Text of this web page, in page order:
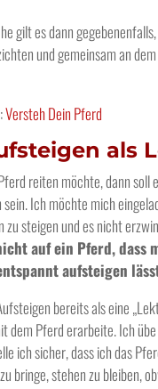
gilt es dann
und gemeinsam an
Versteh Dein Pferd
als
reiten möchte, dann soll
Ich möchte mich
zu steigen und es nicht
auf ein Pferd, dass
aufsteigen
bereits als eine
dem Pferd erarbeite. Ich
ich sicher, dass ich das
bringe, stehen zu bleiben,